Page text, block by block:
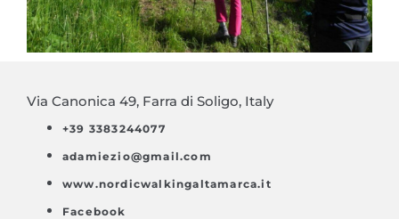
Via Canonica 49, Farra di Soligo, Italy
+39 3383244077
adamiezio@gmail.com
www.nordicwalkingaltamarca.it
Facebook